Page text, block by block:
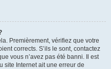
Premièrement, vérifiez que votre
corrects. S’ils le sont, contactez
vous n’avez pas été banni. Il est
site Internet ait une erreur de